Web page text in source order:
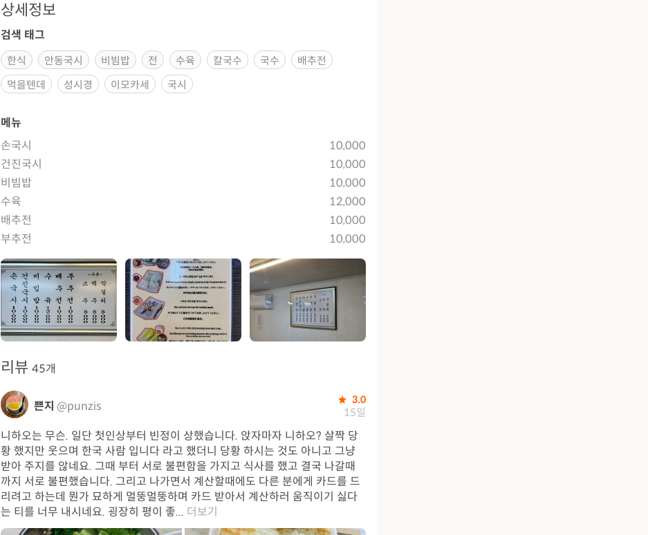
상세정보
검색 태그
한식 안동국시 비빔밥 전 수육 칼국수 국수
배추전
먹을텐데
성시경 이모카세 국시
메뉴
손국시
10,000
건진국시
10,000
비빔밥
10,000
수육
12,000
배추전
10,000
부추전
10,000
리뷰 45개
쁜지 @punzis 3.0
15일
니하오는 무슨. 일단 첫인상부터 빈정이 상했습니다. 앉자마자 니하오? 살짝 당
황 했지만 웃으며 한국 사람 입니다 라고 했더니 당황 하시는 것도 아니고 그냥
받아 주지를 않네요. 그때 부터 서로 불편함을 가지고 식사를 했고 결국 나갈때
까지 서로 불편했습니다. 그리고 나가면서 계산할때에도 다른 분에게 카드를 드
리려고 하는데 뭔가 묘하게 멀뚱멀뚱하며 카드 받아서 계산하러 움직이기 싫다
는 티를 너무 내시네요. 굉장히 평이 좋... 더보기